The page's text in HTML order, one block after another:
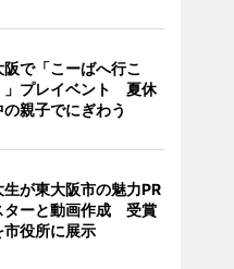
阪で「こーばへ行こ
」プレイベント 夏休
の親子でにぎわう
生が東大阪市の魅力PR
ターと動画作成 受賞
市役所に展示